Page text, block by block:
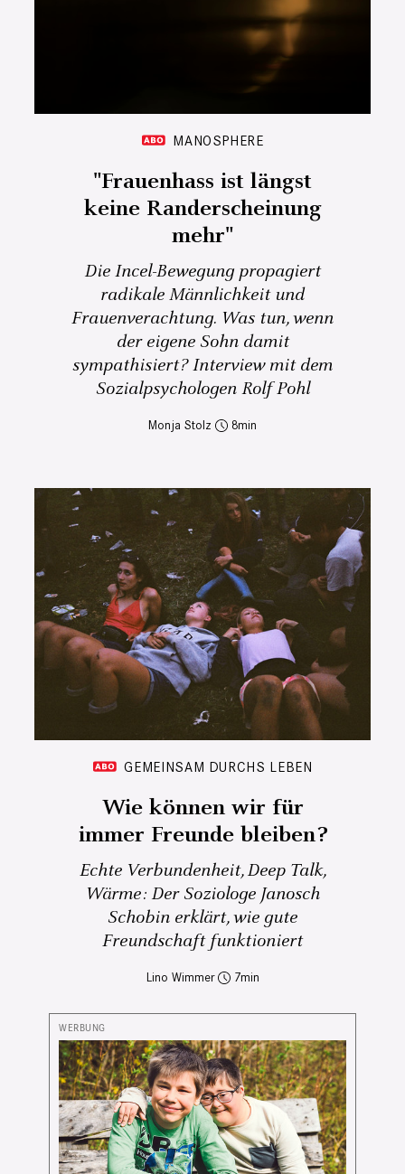
MANOSPHERE
"Frauenhass ist längst
keine Randerscheinung
mehr"
Die Incel-Bewegung propagiert
radikale Männlichkeit und
Frauenverachtung. Was tun, wenn
der eigene Sohn damit
sympathisiert? Interview mit dem
Sozialpsychologen Rolf Pohl
Monja Stolz 8
GEMEINSAM DURCHS LEBEN
Wie können wir für
immer Freunde bleiben?
Echte Verbundenheit, Deep Talk,
Wärme: Der Soziologe Janosch
Schobin erklärt, wie gute
Freundschaft funktioniert
Lino Wimmer 7